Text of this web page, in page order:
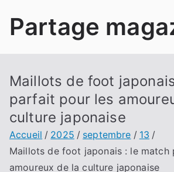
Partage
Maillots de foot
parfait pour les
culture japonaise
Accueil 2025 septembre
13
Maillots de foot japonais : le match
amoureux de la culture japonaise